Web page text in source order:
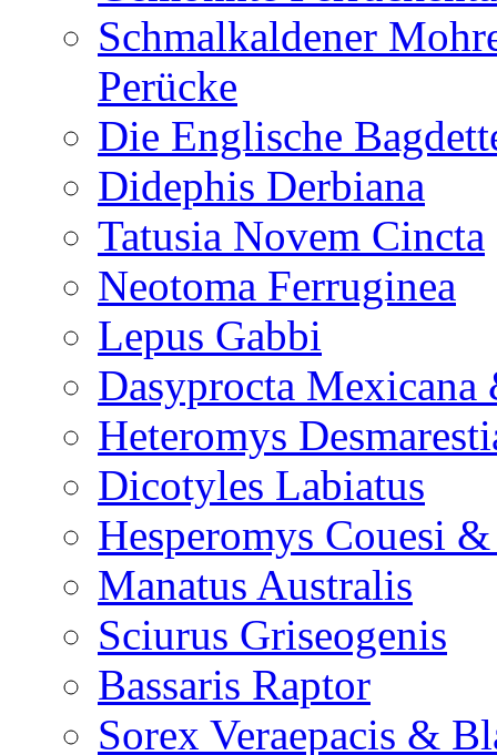
Schmalkaldener
Perücke
Die Englische
Didephis Derbiana
Tatusia Novem Cincta
Neotoma Ferruginea
Lepus Gabbi
Dasyprocta
Heteromys
Dicotyles Labiatus
Hesperomys Couesi
Manatus Australis
Sciurus Griseogenis
Bassaris Raptor
Sorex Veraepacis &